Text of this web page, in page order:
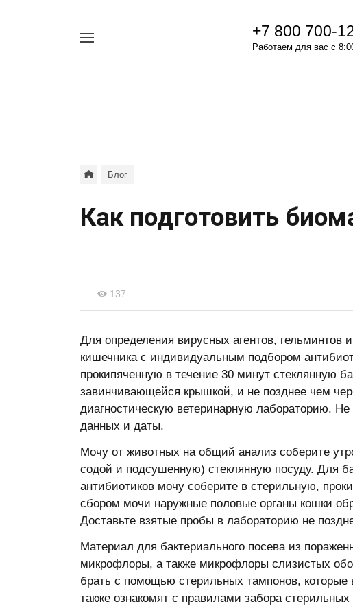
+7 800 700-
Работаем для вас с
Блог
Как подготовить
137
Для определения вирусных агентов,
кишечника с индивидуальным подбором
прокипяченную в течение 30 минут стеклянную
завинчивающейся крышкой, и не позднее чем
диагностическую ветеринарную лабораторию.
данных и даты.
Мочу от животных на общий анализ соберите
содой и подсушенную) стеклянную посуду. Для
антибиотиков мочу соберите в стерильную,
сбором мочи наружные половые органы кошки
Доставьте взятые пробы в лабораторию не
Материал для бактериального посева из
микрофлоры, а также микрофлоры слизистых
брать с помощью стерильных тампонов, которые
также ознакомят с правилами забора стерильных